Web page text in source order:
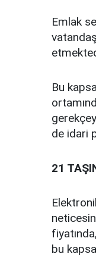
Emlak
Bu
de idari
21
bu